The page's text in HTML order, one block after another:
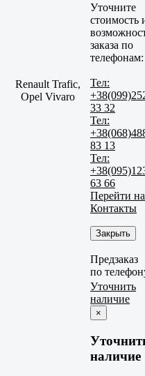
Renault Trafic,
Opel Vivaro
Уточните
стоимость
заказа по
телефонам:
Тел:
33 32
Тел:
83 13
Тел:
63 66
Перейти на
Контакты
Закрыть
Предзаказ
по
Уточнить
наличие
×
наличие